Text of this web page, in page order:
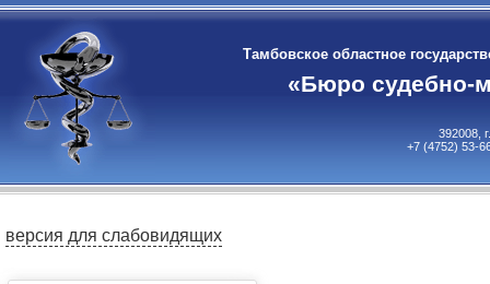
Тамбовское областное
«Бюро судебно-
392008,
+7 (4752) 53-
версия для слабовидящих